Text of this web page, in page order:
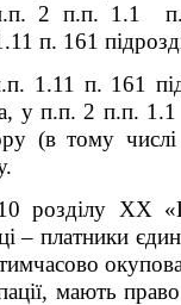
п.п. 2 п.п. 1.1
п. 161
1.11 п. 161
у п.п. 2 п.п.
(в тому
10 розділу XX
– платники
мають